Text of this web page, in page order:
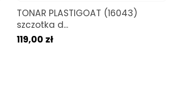
TONAR PLASTIGOAT (16043)
szczotka d...
119,00 zł